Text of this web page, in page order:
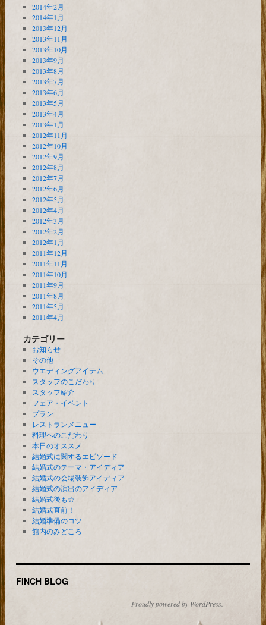
2014年2月
2014年1月
2013年12月
2013年11月
2013年10月
2013年9月
2013年8月
2013年7月
2013年6月
2013年5月
2013年4月
2013年1月
2012年11月
2012年10月
2012年9月
2012年8月
2012年7月
2012年6月
2012年5月
2012年4月
2012年3月
2012年2月
2012年1月
2011年12月
2011年11月
2011年10月
2011年9月
2011年8月
2011年5月
2011年4月
カテゴリー
お知らせ
その他
ウエディングアイテム
スタッフのこだわり
スタッフ紹介
フェア・イベント
プラン
レストランメニュー
料理へのこだわり
本日のオススメ
結婚式に関するエピソード
結婚式のテーマ・アイディア
結婚式の会場装飾アイディア
結婚式の演出のアイディア
結婚式後も☆
結婚式直前！
結婚準備のコツ
館内のみどころ
FINCH BLOG
Proudly powered by WordPress.